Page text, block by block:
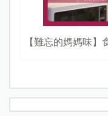
【難忘的媽媽味